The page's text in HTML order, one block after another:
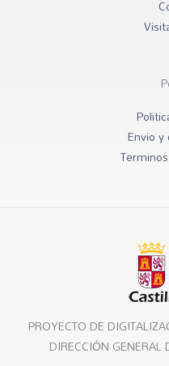
Envio
PROYECTO DE
DIRECCIÓN